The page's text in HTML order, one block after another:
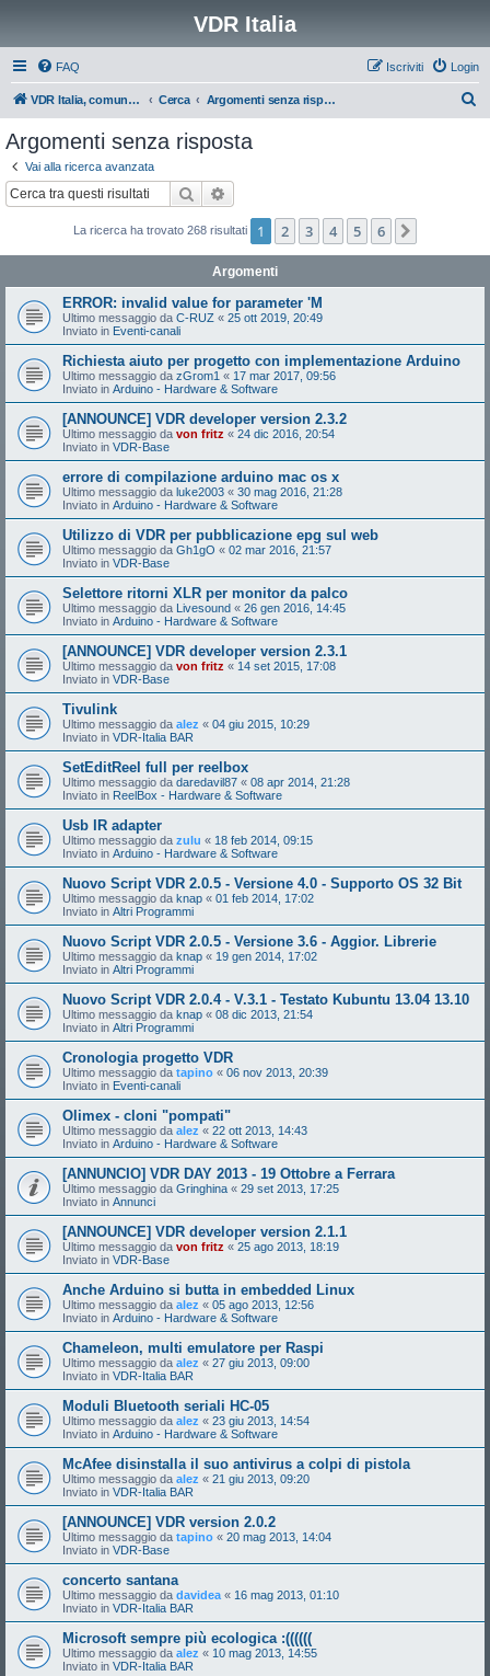
VDR Italia
FAQ Login
Iscriviti
VDR Italia, comunità italiana utilizzatori VDR Cerca Argomenti senza risposta
Argomenti senza risposta
Vai alla ricerca avanzata
Cerca
La ricerca ha trovato 268 risultati 1 2 3 4 5 6
Argomenti
ERROR: invalid value for parameter 'M
Ultimo messaggio da C-RUZ « 25 ott 2019, 20:49
Inviato in Eventi-canali
Richiesta aiuto per progetto con implementazione Arduino
Ultimo messaggio da zGrom1 « 17 mar 2017, 09:56
Inviato in Arduino - Hardware & Software
[ANNOUNCE] VDR developer version 2.3.2
Ultimo messaggio da von fritz « 24 dic 2016, 20:54
Inviato in VDR-Base
errore di compilazione arduino mac os x
Ultimo messaggio da luke2003 « 30 mag 2016, 21:28
Inviato in Arduino - Hardware & Software
Utilizzo di VDR per pubblicazione epg sul web
Ultimo messaggio da Gh1gO « 02 mar 2016, 21:57
Inviato in VDR-Base
Selettore ritorni XLR per monitor da palco
Ultimo messaggio da Livesound « 26 gen 2016, 14:45
Inviato in Arduino - Hardware & Software
[ANNOUNCE] VDR developer version 2.3.1
Ultimo messaggio da von fritz « 14 set 2015, 17:08
Inviato in VDR-Base
Tivulink
Ultimo messaggio da alez « 04 giu 2015, 10:29
Inviato in VDR-Italia BAR
SetEditReel full per reelbox
Ultimo messaggio da daredavil87 « 08 apr 2014, 21:28
Inviato in ReelBox - Hardware & Software
Usb IR adapter
Ultimo messaggio da zulu « 18 feb 2014, 09:15
Inviato in Arduino - Hardware & Software
Nuovo Script VDR 2.0.5 - Versione 4.0 - Supporto OS 32 Bit
Ultimo messaggio da knap « 01 feb 2014, 17:02
Inviato in Altri Programmi
Nuovo Script VDR 2.0.5 - Versione 3.6 - Aggior. Librerie
Ultimo messaggio da knap « 19 gen 2014, 17:02
Inviato in Altri Programmi
Nuovo Script VDR 2.0.4 - V.3.1 - Testato Kubuntu 13.04 13.10
Ultimo messaggio da knap « 08 dic 2013, 21:54
Inviato in Altri Programmi
Cronologia progetto VDR
Ultimo messaggio da tapino « 06 nov 2013, 20:39
Inviato in Eventi-canali
Olimex - cloni "pompati"
Ultimo messaggio da alez « 22 ott 2013, 14:43
Inviato in Arduino - Hardware & Software
[ANNUNCIO] VDR DAY 2013 - 19 Ottobre a Ferrara
Ultimo messaggio da Gringhina « 29 set 2013, 17:25
Inviato in Annunci
[ANNOUNCE] VDR developer version 2.1.1
Ultimo messaggio da von fritz « 25 ago 2013, 18:19
Inviato in VDR-Base
Anche Arduino si butta in embedded Linux
Ultimo messaggio da alez « 05 ago 2013, 12:56
Inviato in Arduino - Hardware & Software
Chameleon, multi emulatore per Raspi
Ultimo messaggio da alez « 27 giu 2013, 09:00
Inviato in VDR-Italia BAR
Moduli Bluetooth seriali HC-05
Ultimo messaggio da alez « 23 giu 2013, 14:54
Inviato in Arduino - Hardware & Software
McAfee disinstalla il suo antivirus a colpi di pistola
Ultimo messaggio da alez « 21 giu 2013, 09:20
Inviato in VDR-Italia BAR
[ANNOUNCE] VDR version 2.0.2
Ultimo messaggio da tapino « 20 mag 2013, 14:04
Inviato in VDR-Base
concerto santana
Ultimo messaggio da davidea « 16 mag 2013, 01:10
Inviato in VDR-Italia BAR
Microsoft sempre più ecologica :((((((
Ultimo messaggio da alez « 10 mag 2013, 14:55
Inviato in VDR-Italia BAR